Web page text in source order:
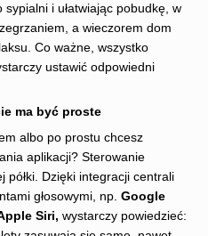
i ułatwiając pobudkę, w
a wieczorem dom
Co ważne, wszystko
ustawić odpowiedni
ma być proste
albo po prostu chcesz
aplikacji? Sterowanie
półki. Dzięki integracji centrali
głosowymi, np. Google
Siri, wystarczy powiedzieć: